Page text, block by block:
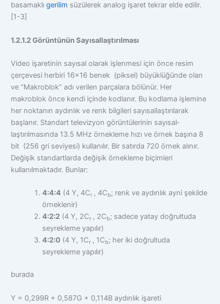
basamaklıgerilim süzülerek analog işaret tekrar elde edilir.
[1-3]
1.2.1.2 Görüntünün Sayısallaştırılması
Video işaretinin sayısal olarak işlenmesi için önce resim
çerçevesi herbiri 16×16 benek (piksel) büyüklüğünde olan
ve “Makroblok” adı verilen parçalara bölünür. Her
makroblok önce kendi içinde kodlanır. Bu kodlama işlemi­ne
her noktanın aydınlık ve renk bilgileri sayısallaştırıla­rak
başlanır. Standart tele­vizyon görüntülerinin sayısal­
laştırılmasında 13.5 MHz ör­nekleme hızı ve örnek başına 8
bit (256 gri seviyesi) kul­lanılır. Bir satırda 720 örnek alınır.
Değişik standartlarda değişik örnekleme biçimleri
kullanılmaktadır. Bunlar:
4:4:4 (4 Y, 4Cr , 4Cb; renk ve aydınlık ayni şekilde
örneklenir)
4:2:2 (4 Y, 2Cr , 2Cb; sadece yatay doğrultuda
seyrekleme yapılır)
4:2:0 (4 Y, 1Cr , 1Cb; her iki doğrultuda
seyrekleme yapılır)
burada
Y = 0,299R + 0,587G + 0,114B aydınlık işareti